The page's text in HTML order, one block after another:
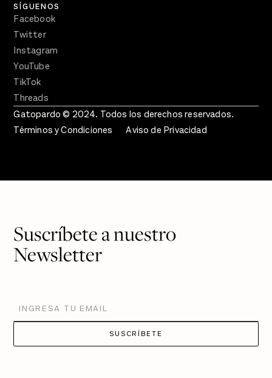
SÍGUENOS
Facebook
Twitter
Instagram
YouTube
TikTok
Threads
Gatopardo © 2024. Todos los derechos reservados.
Términos y Condiciones
Aviso de Privacidad
Suscríbete a nuestro
Newsletter